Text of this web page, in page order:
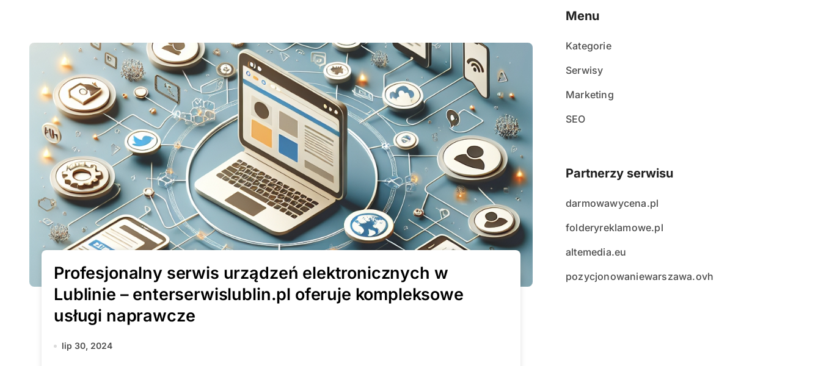
Profesjonalny serwis urządzeń elektronicznych w
Lublinie – enterserwislublin.pl oferuje kompleksowe
usługi naprawcze
lip 30, 2024
Menu
Kategorie
Serwisy
Marketing
SEO
Partnerzy serwisu
darmowawycena.pl
folderyreklamowe.pl
altemedia.eu
pozycjonowaniewarszawa.ovh